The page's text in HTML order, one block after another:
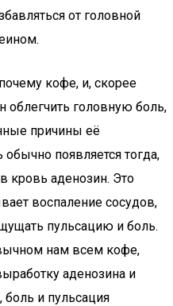
от головной
кофе, и, скорее
облегчить головную боль,
причины её
появляется тогда,
кровь аденозин. Это
воспаление сосудов,
пульсацию и боль.
нам всем кофе,
аденозина и
боль и пульсация